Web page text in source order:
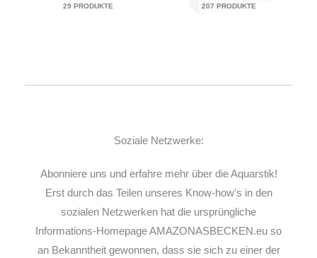
29 PRODUKTE 207 PRODUKTE
Soziale Netzwerke:
Abonniere uns und erfahre mehr über die Aquarstik!
Erst durch das Teilen unseres Know-how's in den
sozialen Netzwerken hat die ursprüngliche
Informations-Homepage AMAZONASBECKEN.eu so
an Bekanntheit gewonnen, dass sie sich zu einer der